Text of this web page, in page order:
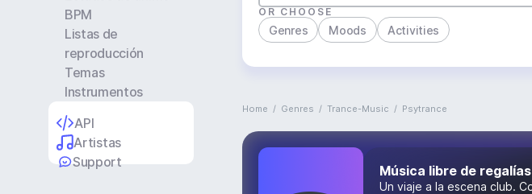
BPM
Listas de
reproducción
Temas
Instrumentos
API
Artistas
Support
OR CHOOSE
Genres Moods Activities
Home / Genres / Trance-Music / Psytrance
Música libre de
Un viaje a la escena club.